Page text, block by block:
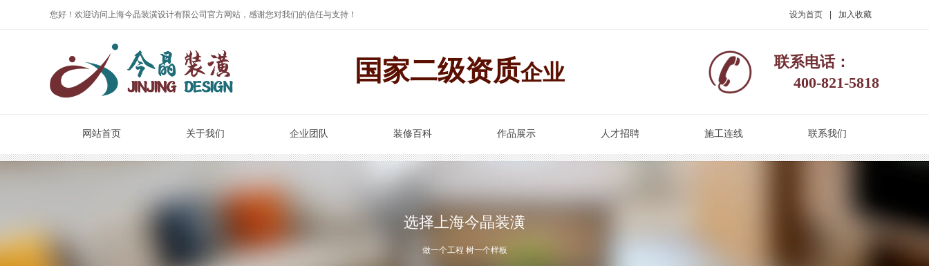
您好！欢迎访问上海今晶装潢设计有限公司官方网站，感谢您对我们的信任与支持！ 设为首页 加入收藏
国家二级资质企业
联系电话：
400-821-5818
网站首页 关于我们 企业团队 装修百科 作品展示 人才招聘 施工连线 联系我们
选择上海今晶装潢
做一个工程 树一个样板